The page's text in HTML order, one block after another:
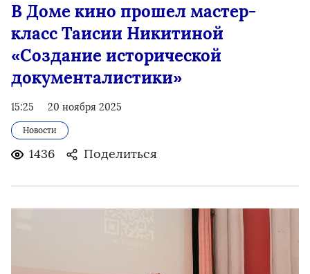
В Доме кино прошел мастер-
класс Таисии Никитиной
«Создание исторической
документалистики»
15:25 20 ноября 2025
Новости
1436 Поделиться